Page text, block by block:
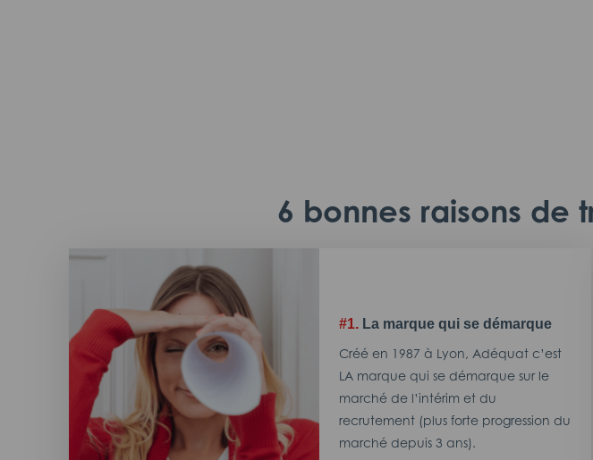
6 bonnes raisons de
#1. La marque qui se démarque
Créé en 1987 à Lyon, Adéquat c’est
LA marque qui se démarque sur le
marché de l’intérim et du
recrutement (plus forte progression du
marché depuis 3 ans).